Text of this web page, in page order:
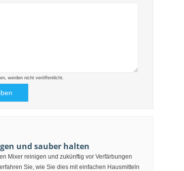
werden nicht veröffentlicht.
und sauber halten
Mixer reinigen und zukünftig vor Verfärbungen
Sie, wie Sie dies mit einfachen Hausmitteln